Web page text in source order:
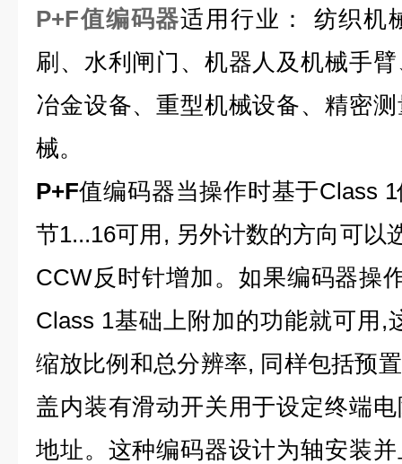
P+F值编码器适用行业：
纺织机
刷、水利闸门、机器人及机械手
冶金设备、重型机械设备、精密
械。
P+F值编码器当操作时基于Class
节1...16可用, 另外计数的方向可以
CCW反时针增加。如果编码器操
Class 1基础上附加的功能就可用,
缩放比例和总分辨率, 同样包括预
盖内装有滑动开关用于设定终端
地址。这种编码器设计为轴安装